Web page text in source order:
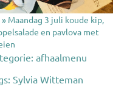
» Maandag 3 juli koude kip,
en pavlova met
afhaalmenu
Sylvia Witteman